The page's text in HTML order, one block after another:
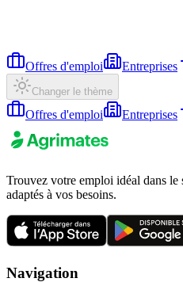
Offres d'emploi Entreprises
Changer le thème
Offres d'emploi Entreprises
Trouvez votre emploi idéal dans
adaptés à vos besoins.
Navigation